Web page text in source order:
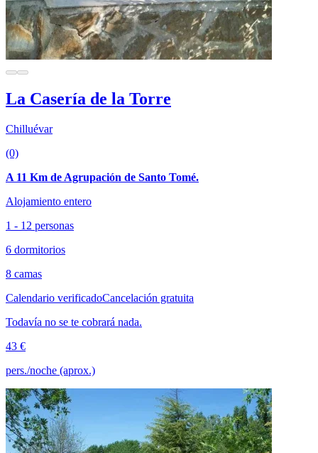
La Casería de la Torre
Chilluévar
(0)
A 11 Km de Agrupación de Santo Tomé.
Alojamiento entero
1 - 12 personas
6 dormitorios
8 camas
Calendario verificadoCancelación gratuita
Todavía no se te cobrará nada.
43 €
pers./noche (aprox.)